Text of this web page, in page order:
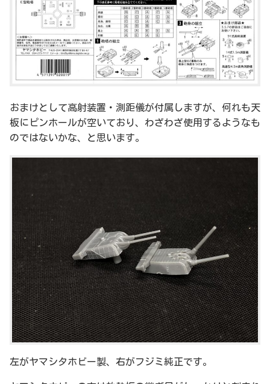
おまけとして高射装置・測距儀が付属しますが、何れも天
板にピンホールが空いており、わざわざ使用するようなも
のではないかな、と思います。
左がヤマシタホビー製、右がフジミ純正です。